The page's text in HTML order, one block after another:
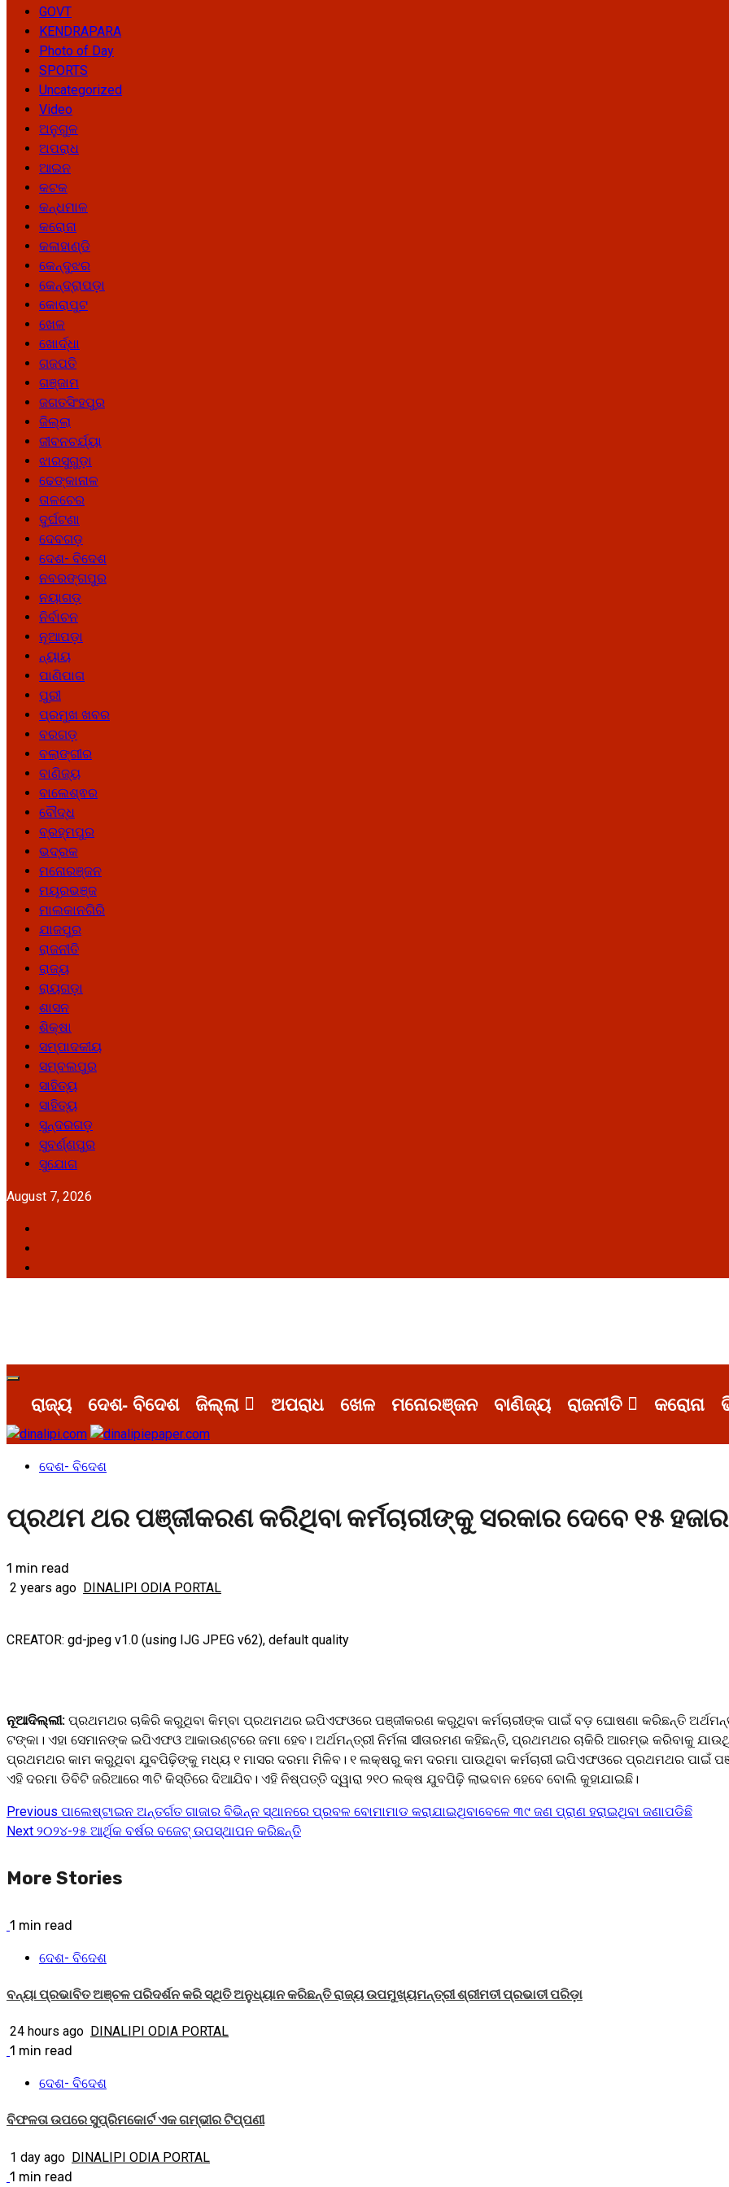
GOVT
KENDRAPARA
Photo of Day
SPORTS
Uncategorized
Video
ଅନୁଗୁଳ
ଅପରାଧ
ଆଇନ
କଟକ
କନ୍ଧମାଳ
କରୋନା
କଳାହାଣ୍ଡି
କେନ୍ଦୁଝର
କେନ୍ଦ୍ରାପଡ଼ା
କୋରାପୁଟ
ଖେଳ
ଖୋର୍ଦ୍ଧା
ଗଜପତି
ଗଞ୍ଜାମ
ଜଗତସିଂହପୁର
ଜିଲ୍ଲା
ଜୀବନଚର୍ଯ୍ୟା
ଝାରସୁଗୁଡ଼ା
ଢେଙ୍କାନାଳ
ତାଳଚେର
ଦୁର୍ଘଟଣା
ଦେବଗଡ଼
ଦେଶ- ବିଦେଶ
ନବରଙ୍ଗପୁର
ନୟାଗଡ଼
ନିର୍ବାଚନ
ନୂଆପଡ଼ା
ନ୍ୟାୟ
ପାଣିପାଗ
ପୁରୀ
ପ୍ରମୁଖ ଖବର
ବରଗଡ଼
ବଲାଙ୍ଗୀର
ବାଣିଜ୍ୟ
ବାଲେଶ୍ଵର
ବୌଦ୍ଧ
ବ୍ରହ୍ମପୁର
ଭଦ୍ରକ
ମନୋରଞ୍ଜନ
ମୟୂରଭଞ୍ଜ
ମାଲକାନଗିରି
ଯାଜପୁର
ରାଜନୀତି
ରାଜ୍ୟ
ରାୟଗଡ଼ା
ଶାସନ
ଶିକ୍ଷା
ସମ୍ପାଦକୀୟ
ସମ୍ବଲପୁର
ସାହିତ୍ୟ
ସାହିତ୍ୟ
ସୁନ୍ଦରଗଡ଼
ସୁବର୍ଣ୍ଣପୁର
ସୁଯୋଗ
August 7, 2026
Primary
Menuରାଜ୍ୟ ଦେଶ- ବିଦେଶ ଜିଲ୍ଲା ଅପରାଧ ଖେଳ ମନୋରଞ୍ଜନ ବାଣିଜ୍ୟ ରାଜନୀତି କରୋନା
ଦେଶ- ବିଦେଶ
ପ୍ରଥମ ଥର ପଞ୍ଜୀକରଣ କ‌ରିଥିବା କର୍ମଚାରୀଙ୍କୁ ସରକାର ଦେବେ ୧୫
1 min read
2 years ago DINALIPI ODIA PORTAL
CREATOR: gd-jpeg v1.0 (using IJG JPEG v62), default quality
ନୂଆଦିଲ୍ଲୀ: ପ୍ରଥମଥର ଚାକିରି କରୁଥିବା କିମ୍ବା ପ୍ରଥମଥର ଇପିଏଫଓରେ ପଞ୍ଜୀକରଣ କରୁଥିବା କର୍ମଚାରୀଙ୍କ ପାଇଁ ବଡ଼ ଘୋଷଣା କରିଛନ୍ତି
ଟଙ୍କା। ଏହା ସେମାନଙ୍କ ଇପିଏଫଓ ଆକାଉଣ୍ଟରେ ଜମା ହେବ। ଅର୍ଥମନ୍ତ୍ରୀ ନିର୍ମଳା ସୀତାରମଣ କହିଛନ୍ତି, ପ୍ରଥମଥର ଚାକିରି ଆରମ୍ଭ କରିବାକୁ
ପ୍ରଥମଥର କାମ କରୁଥିବା ଯୁବପିଢ଼ିଙ୍କୁ ମଧ୍ୟ ୧ ମାସର ଦରମା ମିଳିବ। ୧ ଲକ୍ଷରୁ କମ ଦରମା ପାଉଥିବା କର୍ମଚାରୀ ଇପିଏଫଓରେ ପ୍ରଥମଥର ପାଇଁ
ଏହି ଦରମା ଡିବିଟି ଜରିଆରେ ୩ଟି କିସ୍ତିରେ ଦିଆଯିବ। ଏହି ନିଷ୍ପତ୍ତି ଦ୍ୱାରା ୨୧୦ ଲକ୍ଷ ଯୁବପିଢ଼ି ଲାଭବାନ ହେବେ ବୋଲି କୁହାଯାଇଛି।
Continue
Previous ପାଲେଷ୍ଟାଇନ ଅନ୍ତର୍ଗତ ଗାଜାର ବିଭିନ୍ନ ସ୍ଥାନରେ ପ୍ରବଳ ବୋମାମାଡ କରାଯାଇଥିବାବେଳେ ୩୯ ଜଣ ପ୍ରାଣ ହରାଇଥିବା ଜଣାପଡିଛି
Next ୨୦୨୪-୨୫ ଆର୍ଥିକ ବର୍ଷର ବଜେଟ୍‌ ଉପସ୍ଥାପନ କରିଛନ୍ତି
More Stories
1 min read
ଦେଶ- ବିଦେଶ
ବନ୍ୟା ପ୍ରଭାବିତ ଅଞ୍ଚଳ ପରିଦର୍ଶନ କରି ସ୍ଥିତି ଅନୁଧ୍ୟାନ କରିଛନ୍ତି ରାଜ୍ୟ ଉପମୁଖ୍ୟମନ୍ତ୍ରୀ ଶ୍ରୀମତୀ ପ୍ରଭାତୀ ପରିଡ଼ା
24 hours ago DINALIPI ODIA PORTAL
1 min read
ଦେଶ- ବିଦେଶ
ବିଫଳତା ଉପରେ ସୁପ୍ରିମକୋର୍ଟ ଏକ ଗମ୍ଭୀର ଟିପ୍ପଣୀ
1 day ago DINALIPI ODIA PORTAL
1 min read